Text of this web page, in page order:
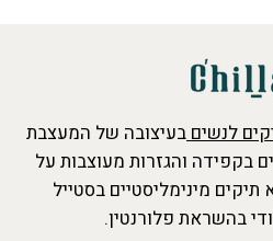
לנשים בעיצובה של המעצבת
בקפידה והגזרות מעוצבות על
מינימליסטיים בסטייל
בהשראת פלורנטין.